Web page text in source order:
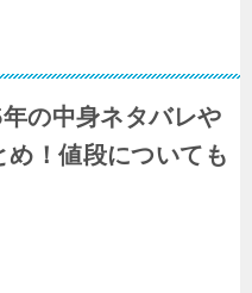
の中身ネタバレや
！値段についても